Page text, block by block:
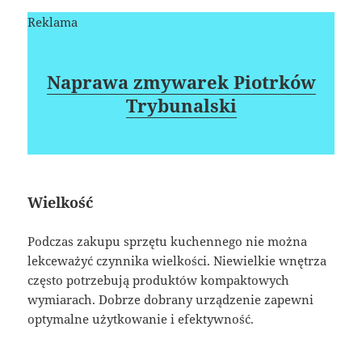
Reklama
Naprawa zmywarek Piotrków
Trybunalski
Wielkość
Podczas zakupu sprzętu kuchennego nie można
lekceważyć czynnika wielkości. Niewielkie wnętrza
często potrzebują produktów kompaktowych
wymiarach. Dobrze dobrany urządzenie zapewni
optymalne użytkowanie i efektywność.